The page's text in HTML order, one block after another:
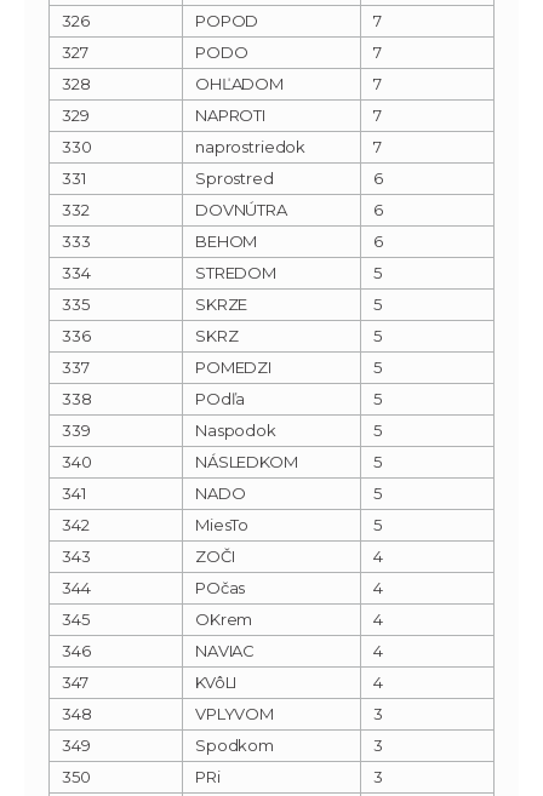
326
POPOD
7
327
PODO
7
328
OHĽADOM
7
329
NAPROTI
7
330
naprostriedok
7
331
Sprostred
6
332
DOVNÚTRA
6
333
BEHOM
6
334
STREDOM
5
335
SKRZE
5
336
SKRZ
5
337
POMEDZI
5
338
POdľa
5
339
Naspodok
5
340
NÁSLEDKOM
5
341
NADO
5
342
MiesTo
5
343
ZOČI
4
344
POčas
4
345
OKrem
4
346
NAVIAC
4
347
KVôLI
4
348
VPLYVOM
3
349
Spodkom
3
350
PRi
3